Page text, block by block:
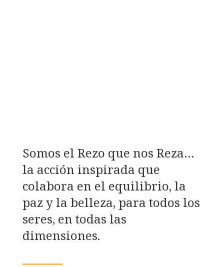
Somos el Rezo que nos Reza…
la acción inspirada que
colabora en el equilibrio, la
paz y la belleza, para todos los
seres, en todas las
dimensiones.